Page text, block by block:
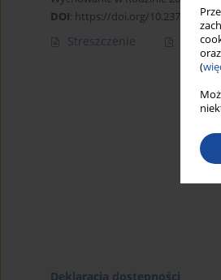
(
DOI: https://doi.org/10.23734/
Streszczenie
Deklaracja dostępności